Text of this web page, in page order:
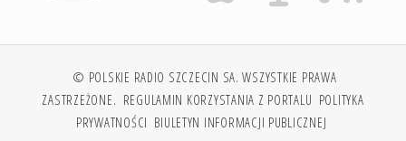
© POLSKIE RADIO SZCZECIN SA. WSZYSTKIE PRAWA
ZASTRZEŻONE. REGULAMIN KORZYSTANIA Z PORTALU POLITYKA
PRYWATNOŚCI BIULETYN INFORMACJI PUBLICZNEJ